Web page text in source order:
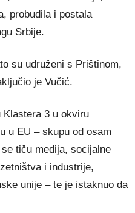
probudila i postala
Srbije.
su udruženi s Prištinom,
je Vučić.
Klastera 3 u okviru
u EU – skupu od osam
tiču medija, socijalne
i industrije,
unije – te je istaknuo da